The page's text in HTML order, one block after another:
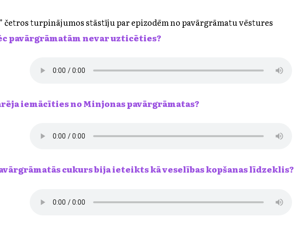
četros turpinājumos stāstīju par epizodēm no pavārgrāmatu vēstures
pavārgrāmatām nevar uzticēties?
iemācīties no Minjonas pavārgrāmatas?
cukurs bija ieteikts kā veselības kopšanas līdzeklis?